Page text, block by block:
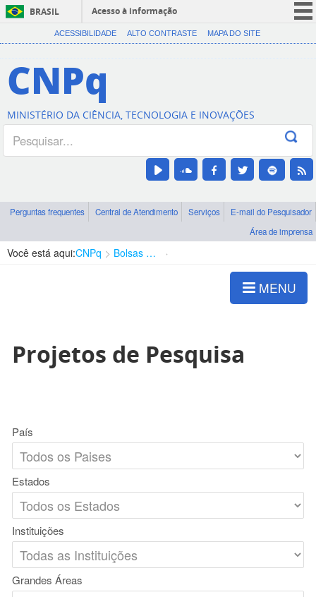
BRASIL
Acesso à informação
CORONAVÍRUS (COVID-19)
Canais
ACESSIBILIDADE ALTO CONTRASTE MAPA DO SITE
CNPq
MINISTÉRIO DA CIÊNCIA, TECNOLOGIA E INOVAÇÕES
Perguntas frequentes Central de Atendimento Serviços
E-mail do Pesquisador
Área de imprensa
Você está aqui:CNPq Bolsas e Auxílios Vigentes
MENU
Projetos de Pesquisa
País
Estados
Instituições
Grandes Áreas